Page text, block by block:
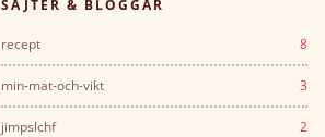
SAJTER & BLOGGAR
recept 8
min-mat-och-vikt 3
jimpslchf 2